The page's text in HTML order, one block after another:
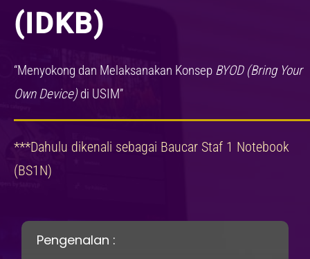
(IDKB)
“Menyokong dan Melaksanakan Konsep BYOD (Bring Your
Own Device)di USIM”
***Dahulu dikenali sebagai Baucar Staf 1 Notebook
(BS1N)
Pengenalan :